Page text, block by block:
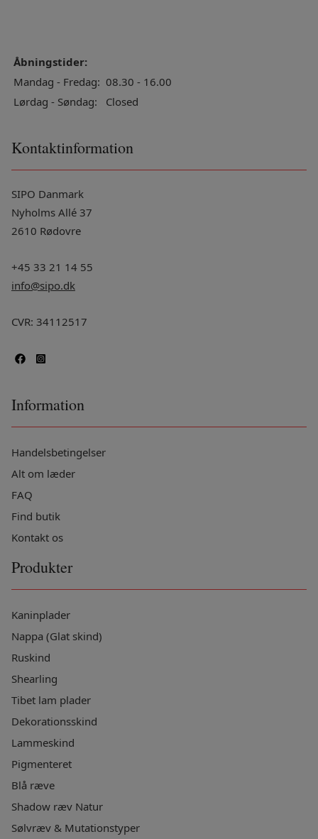
Åbningstider:
Mandag - Fredag: 08.30 - 16.00
Lørdag - Søndag:
Closed
Kontaktinformation
SIPO Danmark
Nyholms Allé 37
2610 Rødovre
+45 33 21 14 55
info@sipo.dk
CVR: 34112517
Information
Handelsbetingelser
Alt om læder
FAQ
Find butik
Kontakt os
Produkter
Kaninplader
Nappa (Glat skind)
Ruskind
Shearling
Tibet lam plader
Dekorationsskind
Lammeskind
Pigmenteret
Blå ræve
Shadow ræv Natur
Sølvræv & Mutationstyper